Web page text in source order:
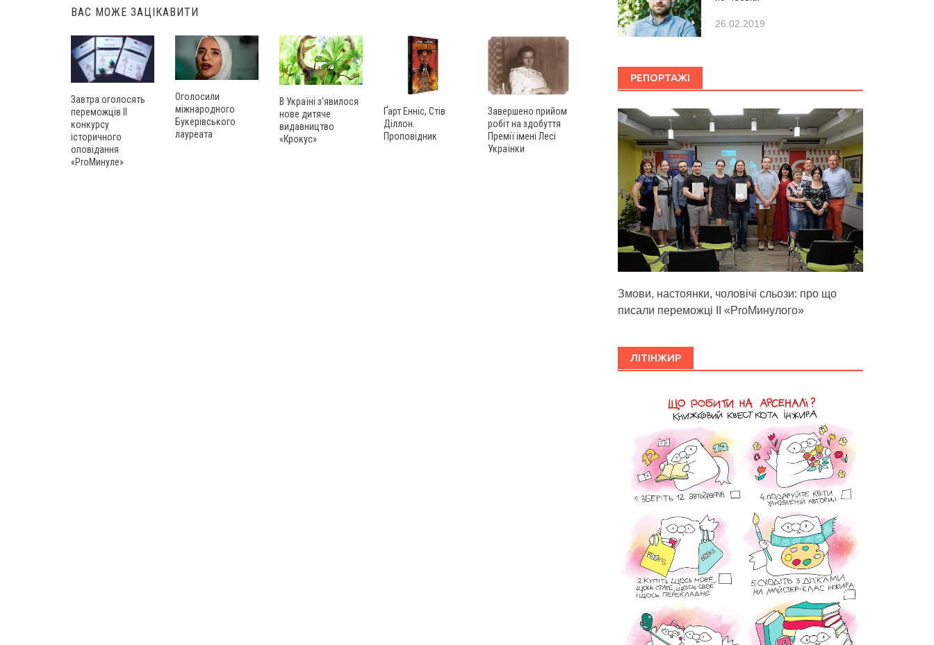
ВАС МОЖЕ ЗАЦІКАВИТИ
Завтра оголосять
переможців ІІ
конкурсу
історичного
оповідання
«ProМинуле»
Оголосили
міжнародного
Букерівського
лауреата
В Україні з’явилося
нове дитяче
видавництво
«Крокус»
Ґарт Енніс, Стів
Діллон.
Проповідник
Завершено прийом
робіт на здобуття
Премії імені Лесі
Українки
26.02.2019
РЕПОРТАЖІ
Змови, настоянки, чоловічі сльози: про що
писали переможці ІІ «ProМинулого»
ЛІТІНЖИР